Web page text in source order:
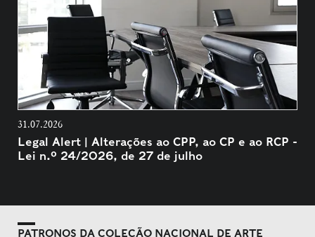
31.07.2026
Legal Alert | Alterações ao CPP, ao CP e ao RCP -
Lei n.º 24/2026, de 27 de julho
PATRONOS DA COLEÇÃO NACIONAL DE ARTE